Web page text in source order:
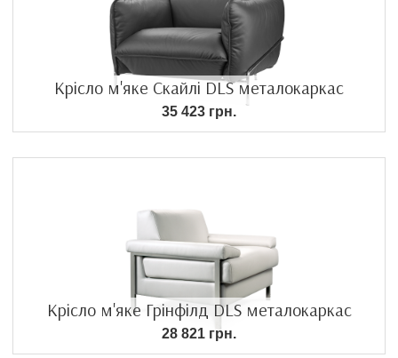
Крісло м'яке Скайлі DLS металокаркас
35 423 грн.
Крісло м'яке Грінфілд DLS металокаркас
28 821 грн.